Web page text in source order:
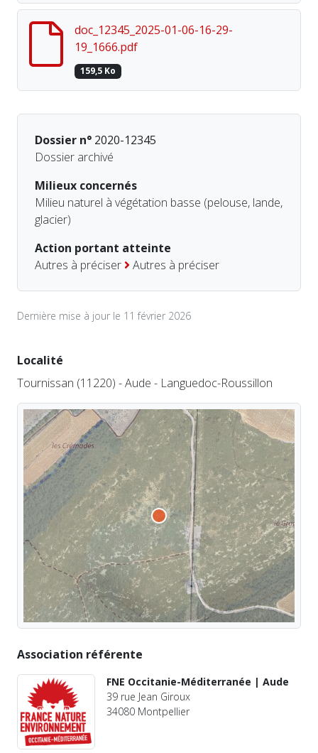
doc_12345_2025-01-06-16-29-
19_1666.pdf
159,5 Ko
Dossier n° 2020-12345
Dossier archivé
Milieux concernés
Milieu naturel à végétation basse (pelouse, lande,
glacier)
Action portant atteinte
Autres à préciser
Autres à préciser
Dernière mise à jour le 11 février 2026
Localité
Tournissan (11220) - Aude - Languedoc-Roussillon
Association référente
FNE Occitanie-Méditerranée | Aude
39 rue Jean Giroux
34080 Montpellier